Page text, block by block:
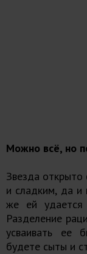
Можно всё, но
Звезда открыто
и сладким, да и
же ей удается
Разделение
усваивать ее
будете сыты и